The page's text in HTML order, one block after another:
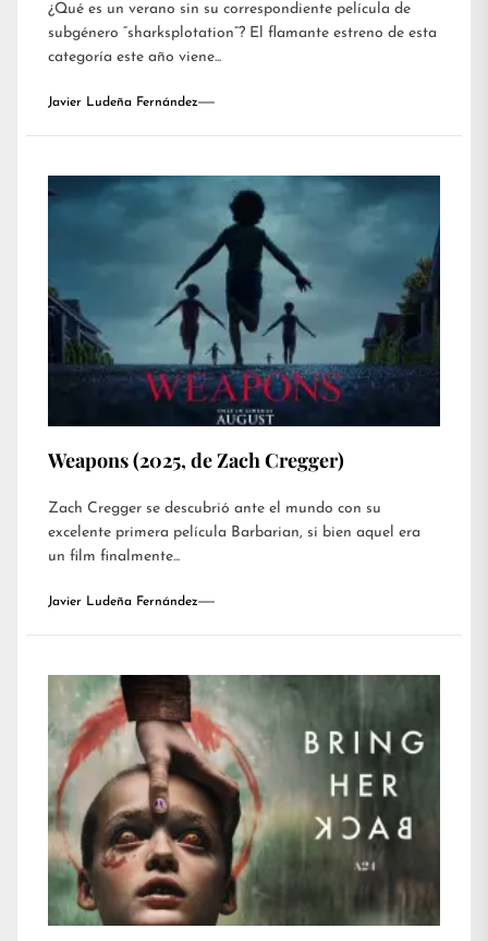
¿Qué es un verano sin su correspondiente película de
subgénero “sharksplotation”? El flamante estreno de esta
categoría este año viene...
Javier Ludeña Fernández
Weapons (2025, de Zach Cregger)
Zach Cregger se descubrió ante el mundo con su
excelente primera película Barbarian, si bien aquel era
un film finalmente...
Javier Ludeña Fernández